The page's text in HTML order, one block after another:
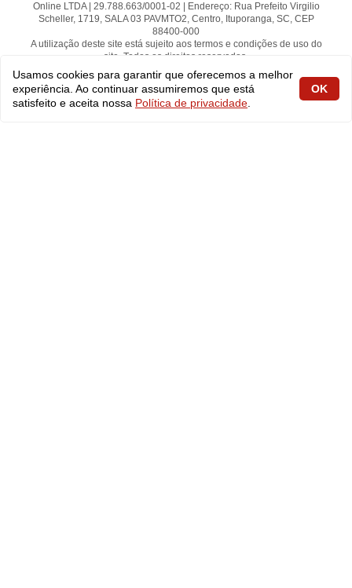
Online LTDA | 29.788.663/0001-02 | Endereço: Rua Prefeito Virgilio
Scheller, 1719, SALA 03 PAVMTO2, Centro, Ituporanga, SC, CEP
88400-000
A utilização deste site está sujeito aos termos e condições de uso do
site. Todos os direitos reservados.
fabiolobo
Usamos cookies para garantir que oferecemos a melhor
experiência. Ao continuar assumiremos que está
satisfeito e aceita nossa Política de privacidade
OK